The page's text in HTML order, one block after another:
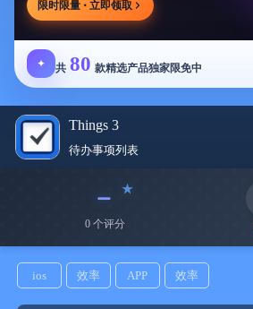
限时限量 · 立即领取
✦ 共 80 款精选产品独家限免中
Things 3
待办事项列‪表‬
﹣
0 个评分
ios 效率 APP 效率